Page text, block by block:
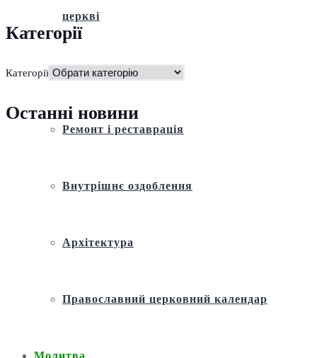
церкві
Історія
Ремонт і реставрація
Внутрішнє оздоблення
Архітектура
Православний церковний календар
Молитва
Категорії
Категорії
Останні новини